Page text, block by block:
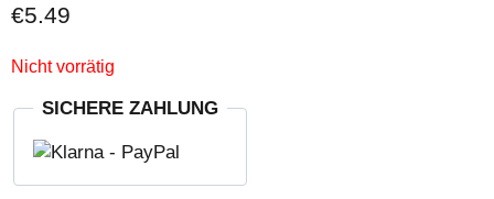
€5.49
Nicht vorrätig
SICHERE ZAHLUNG